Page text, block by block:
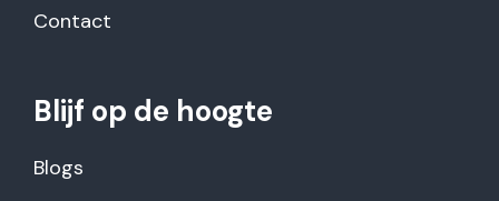
Contact
Blijf op de hoogte
Blogs